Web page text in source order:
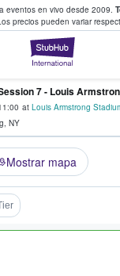
eventos en vivo desde 2009.
precios pueden variar
entre
7 - Louis
at Louis Armstrong
, NY
Mostrar mapa